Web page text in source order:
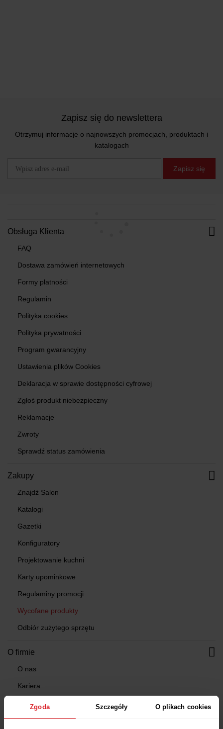
Zgoda Szczegóły O plikach cookies
Zapisz się do newslettera
Otrzymuj informacje o najnowszych promocjach, produktach i
katalogach
Zapisz się
Obsługa Klienta
FAQ
Dostawa zamówień internetowych
Formy płatności
Regulamin
Polityka cookies
Polityka prywatności
Program gwarancyjny
Ustawienia plików Cookies
Deklaracja w sprawie dostępności cyfrowej
Zgłoś produkt niebezpieczny
Reklamacje
Zwroty
Sprawdź status zamówienia
Zakupy
Znajdź Salon
Katalogi
Gazetki
Konfiguratory
Projektowanie kuchni
Karty upominkowe
Regulaminy promocji
Wycofane produkty
Odbiór zużytego sprzętu
O firmie
O nas
Kariera
Dla akcjonariuszy
Dla obligatariuszy